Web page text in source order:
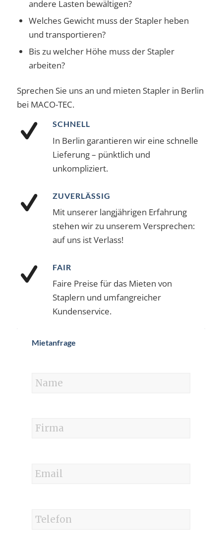
andere Lasten bewältigen?
Welches Gewicht muss der Stapler heben
und transportieren?
Bis zu welcher Höhe muss der Stapler
arbeiten?
Sprechen Sie uns an und mieten Stapler in Berlin
bei MACO-TEC.
SCHNELL
In Berlin garantieren wir eine schnelle
Lieferung – pünktlich und
unkompliziert.
ZUVERLÄSSIG
Mit unserer langjährigen Erfahrung
stehen wir zu unserem Versprechen:
auf uns ist Verlass!
FAIR
Faire Preise für das Mieten von
Staplern und umfangreicher
Kundenservice.
Mietanfrage